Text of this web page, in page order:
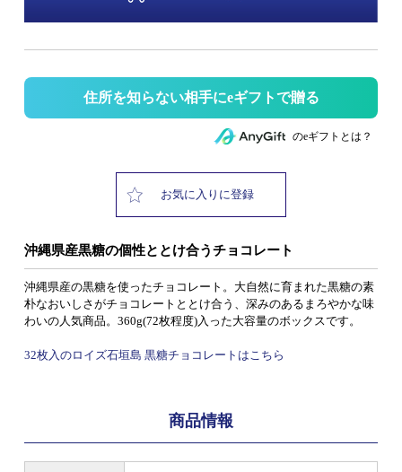
住所を知らない相手にeギフトで贈る
のeギフトとは？
お気に入りに登録
沖縄県産黒糖の個性ととけ合うチョコレート
沖縄県産の黒糖を使ったチョコレート。大自然に育まれた黒糖の素
朴なおいしさがチョコレートととけ合う、深みのあるまろやかな味
わいの人気商品。360g(72枚程度)入った大容量のボックスです。
32枚入のロイズ石垣島 黒糖チョコレートはこちら
商品情報